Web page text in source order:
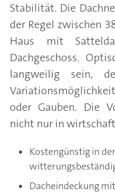
Stabilität. Die
der Regel zwischen
Haus mit
Dachgeschoss.
langweilig sein,
oder Gauben. Die
nicht nur in
Kostengünstig in
Dacheindeckung